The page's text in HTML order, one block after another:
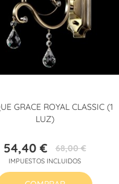
GRACE ROYAL CLASSIC (1
LUZ)
Precio
54,40 €Precio
base
68,00 €
IMPUESTOS INCLUIDOS